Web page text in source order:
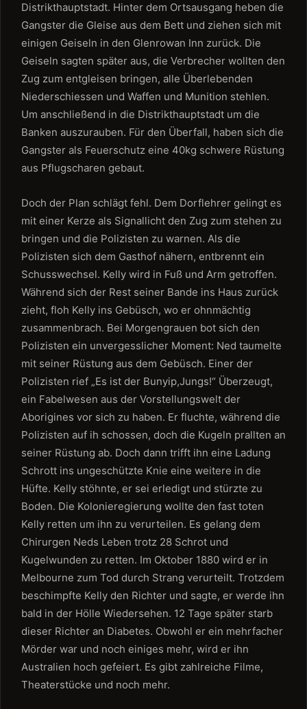
Distrikthauptstadt. Hinter dem Ortsausgang heben die
Gangster die Gleise aus dem Bett und ziehen sich mit
einigen Geiseln in den Glenrowan Inn zurück. Die
Geiseln sagten später aus, die Verbrecher wollten den
Zug zum entgleisen bringen, alle Überlebenden
Niederschiessen und Waffen und Munition stehlen.
Um anschließend in die Distrikthauptstadt um die
Banken auszurauben. Für den Überfall, haben sich die
Gangster als Feuerschutz eine 40kg schwere Rüstung
aus Pflugscharen gebaut.
Doch der Plan schlägt fehl. Dem Dorflehrer gelingt es
mit einer Kerze als Signallicht den Zug zum stehen zu
bringen und die Polizisten zu warnen. Als die
Polizisten sich dem Gasthof nähern, entbrennt ein
Schusswechsel. Kelly wird in Fuß und Arm getroffen.
Während sich der Rest seiner Bande ins Haus zurück
zieht, floh Kelly ins Gebüsch, wo er ohnmächtig
zusammenbrach. Bei Morgengrauen bot sich den
Polizisten ein unvergesslicher Moment: Ned taumelte
mit seiner Rüstung aus dem Gebüsch. Einer der
Polizisten rief „Es ist der Bunyip,Jungs!“ Überzeugt,
ein Fabelwesen aus der Vorstellungswelt der
Aborigines vor sich zu haben. Er fluchte, während die
Polizisten auf ih schossen, doch die Kugeln prallten an
seiner Rüstung ab. Doch dann trifft ihn eine Ladung
Schrott ins ungeschützte Knie eine weitere in die
Hüfte. Kelly stöhnte, er sei erledigt und stürzte zu
Boden. Die Kolonieregierung wollte den fast toten
Kelly retten um ihn zu verurteilen. Es gelang dem
Chirurgen Neds Leben trotz 28 Schrot und
Kugelwunden zu retten. Im Oktober 1880 wird er in
Melbourne zum Tod durch Strang verurteilt. Trotzdem
beschimpfte Kelly den Richter und sagte, er werde ihn
bald in der Hölle Wiedersehen. 12 Tage später starb
dieser Richter an Diabetes. Obwohl er ein mehrfacher
Mörder war und noch einiges mehr, wird er ihn
Australien hoch gefeiert. Es gibt zahlreiche Filme,
Theaterstücke und noch mehr.